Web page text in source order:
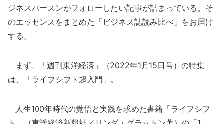
ジネスパースンがフォローしたい記事が詰まっている。そ
のエッセンスをまとめた「ビジネス誌読み比べ」をお届け
する。
まず、「週刊東洋経済」（2022年1月15日号）の特集
は、「ライフシフト超入門」。
人生100年時代の覚悟と実践を求めた書籍「ライフシフ